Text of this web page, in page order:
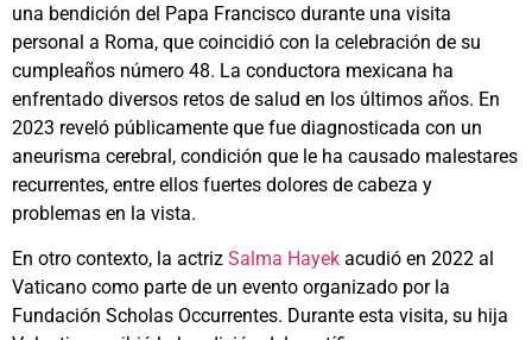
una bendición del Papa Francisco durante una visita
personal a Roma, que coincidió con la celebración de su
cumpleaños número 48. La conductora mexicana ha
enfrentado diversos retos de salud en los últimos años. En
2023 reveló públicamente que fue diagnosticada con un
aneurisma cerebral, condición que le ha causado malestares
recurrentes, entre ellos fuertes dolores de cabeza y
problemas en la vista.
En otro contexto, la actriz Salma Hayek acudió en 2022 al
Vaticano como parte de un evento organizado por la
Fundación Scholas Occurrentes. Durante esta visita, su hija